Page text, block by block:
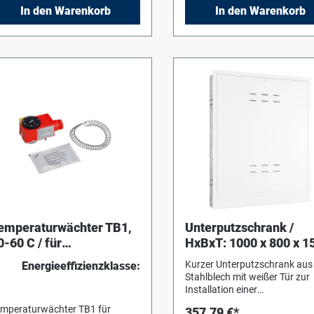
in Verbindung mit
Vorinstallation in Verbindung
zur Verringerung
Fließgeräuschen. Möglichkeit
Ergänzung eines Stellmotors
In den Warenkorb In den Warenkorb
TB1,
60 C / für
über
MM100
Energieeffizienzklasse:
TB1 für
Unterputzschrank /
HxBxT: 1000 x 800 x
mm
Kurzer Unterputzschrank aus
Stahlblech mit weißer Tür zur
Installation einer